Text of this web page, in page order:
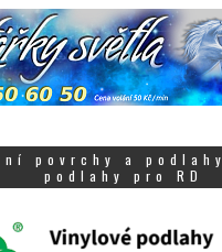
povrchy a
podlahy pro RD